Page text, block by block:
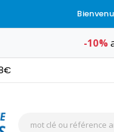
-10%